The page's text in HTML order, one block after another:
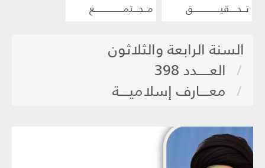
تــحــــقيـــــــــــــــق
مــجـــتمــــــــــــــــع
السنة الرابعة والثلاثون
العـــــدد 398
معــــارف إسلاميــــة